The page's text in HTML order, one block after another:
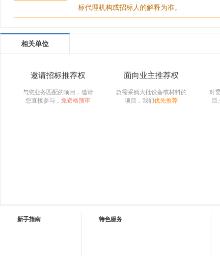
标代理机构或招标人的解释为准。
相关单位
邀请招标推荐权
与您业务匹配的项目，邀请
您直接参与， 免资格预审
面向业主推荐权
急需采购大批设备或材料的
项目，我们优先推荐
对
目
新手指南 特色服务